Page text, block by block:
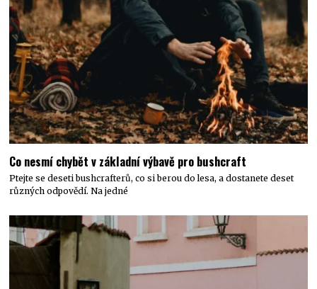
Co nesmí chybět v základní výbavě pro bushcraft
Ptejte se deseti bushcrafterů, co si berou do lesa, a dostanete deset
různých odpovědí. Na jedné